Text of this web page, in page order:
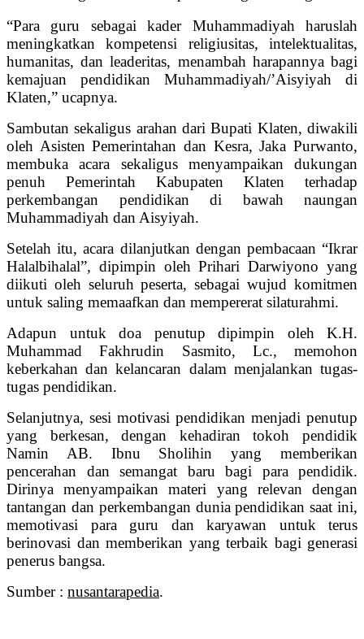
“Para guru sebagai kader Muhammadiyah haruslah
meningkatkan kompetensi religiusitas, intelektualitas,
humanitas, dan leaderitas, menambah harapannya bagi
kemajuan pendidikan Muhammadiyah/’Aisyiyah di
Klaten,” ucapnya.
‎Sambutan sekaligus arahan dari Bupati Klaten, diwakili
oleh Asisten Pemerintahan dan Kesra, Jaka Purwanto,
membuka acara sekaligus menyampaikan dukungan
penuh Pemerintah Kabupaten Klaten terhadap
perkembangan pendidikan di bawah naungan
Muhammadiyah dan Aisyiyah.
‎Setelah itu, acara dilanjutkan dengan pembacaan “Ikrar
Halalbihalal”, dipimpin oleh Prihari Darwiyono yang
diikuti oleh seluruh peserta, sebagai wujud komitmen
untuk saling memaafkan dan mempererat silaturahmi.
‎Adapun untuk doa penutup dipimpin oleh K.H.
Muhammad Fakhrudin Sasmito, Lc., memohon
keberkahan dan kelancaran dalam menjalankan tugas-
tugas pendidikan.
Selanjutnya, s‎esi motivasi pendidikan menjadi penutup
yang berkesan, dengan kehadiran tokoh pendidik
Namin AB. Ibnu Sholihin yang memberikan
pencerahan dan semangat baru bagi para pendidik.
Dirinya menyampaikan materi yang relevan dengan
tantangan dan perkembangan dunia pendidikan saat ini,
memotivasi para guru dan karyawan untuk terus
berinovasi dan memberikan yang terbaik bagi generasi
penerus bangsa.
Sumber : nusantarapedia.